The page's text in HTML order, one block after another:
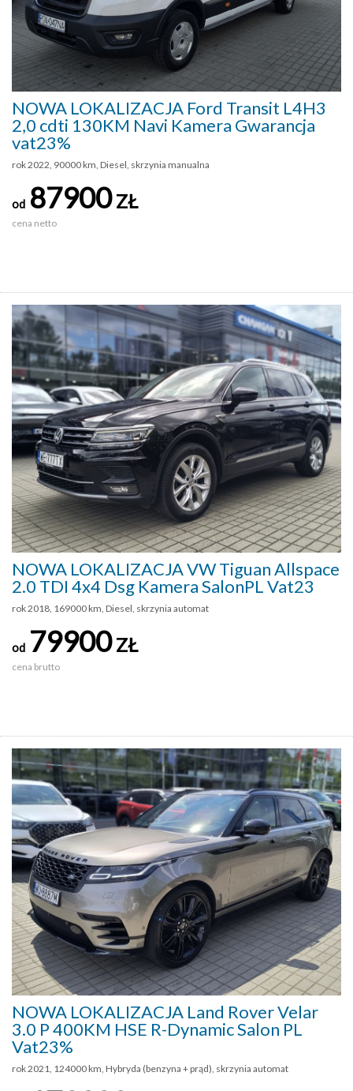
NOWA LOKALIZACJA Ford Transit L4H3
2,0 cdti 130KM Navi Kamera Gwarancja
vat23%
rok 2022, 90000 km, Diesel, skrzynia manualna
od 87900ZŁ
cena netto
NOWA LOKALIZACJA VW Tiguan Allspace
2.0 TDI 4x4 Dsg Kamera SalonPL Vat23
rok 2018, 169000 km, Diesel, skrzynia automat
od 79900ZŁ
cena brutto
NOWA LOKALIZACJA Land Rover Velar
3.0 P 400KM HSE R-Dynamic Salon PL
Vat23%
rok 2021, 124000 km, Hybryda (benzyna + prąd), skrzynia automat